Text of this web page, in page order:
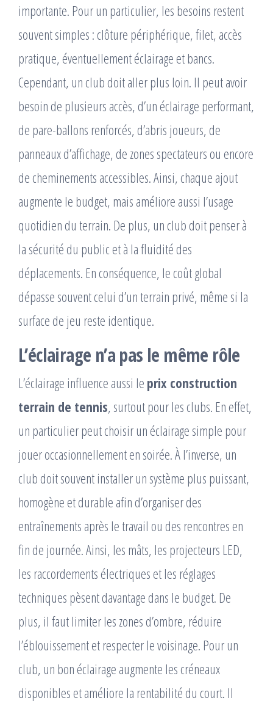
importante. Pour un particulier, les besoins restent
souvent simples : clôture périphérique, filet, accès
pratique, éventuellement éclairage et bancs.
Cependant, un club doit aller plus loin. Il peut avoir
besoin de plusieurs accès, d’un éclairage performant,
de pare-ballons renforcés, d’abris joueurs, de
panneaux d’affichage, de zones spectateurs ou encore
de cheminements accessibles. Ainsi, chaque ajout
augmente le budget, mais améliore aussi l’usage
quotidien du terrain. De plus, un club doit penser à
la sécurité du public et à la fluidité des
déplacements. En conséquence, le coût global
dépasse souvent celui d’un terrain privé, même si la
surface de jeu reste identique.
L’éclairage n’a pas le même rôle
L’éclairage influence aussi le prix construction
terrain de tennis, surtout pour les clubs. En effet,
un particulier peut choisir un éclairage simple pour
jouer occasionnellement en soirée. À l’inverse, un
club doit souvent installer un système plus puissant,
homogène et durable afin d’organiser des
entraînements après le travail ou des rencontres en
fin de journée. Ainsi, les mâts, les projecteurs LED,
les raccordements électriques et les réglages
techniques pèsent davantage dans le budget. De
plus, il faut limiter les zones d’ombre, réduire
l’éblouissement et respecter le voisinage. Pour un
club, un bon éclairage augmente les créneaux
disponibles et améliore la rentabilité du court. Il